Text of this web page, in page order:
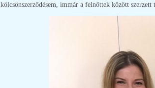
kölcsönszerződésem, immár a felnőttek között